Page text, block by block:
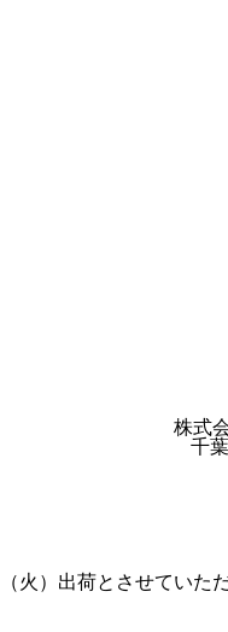
株式
千
火）出荷とさせていただ